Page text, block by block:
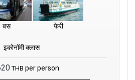
बस फेरी
इकोनॉमी क्लास
THB per person